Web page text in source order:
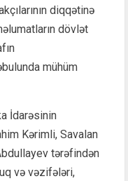
diqqətinə
dövlət
mühüm
İdarəsinin
Kərimli, Savalan
tərəfindən
və vəzifələri,